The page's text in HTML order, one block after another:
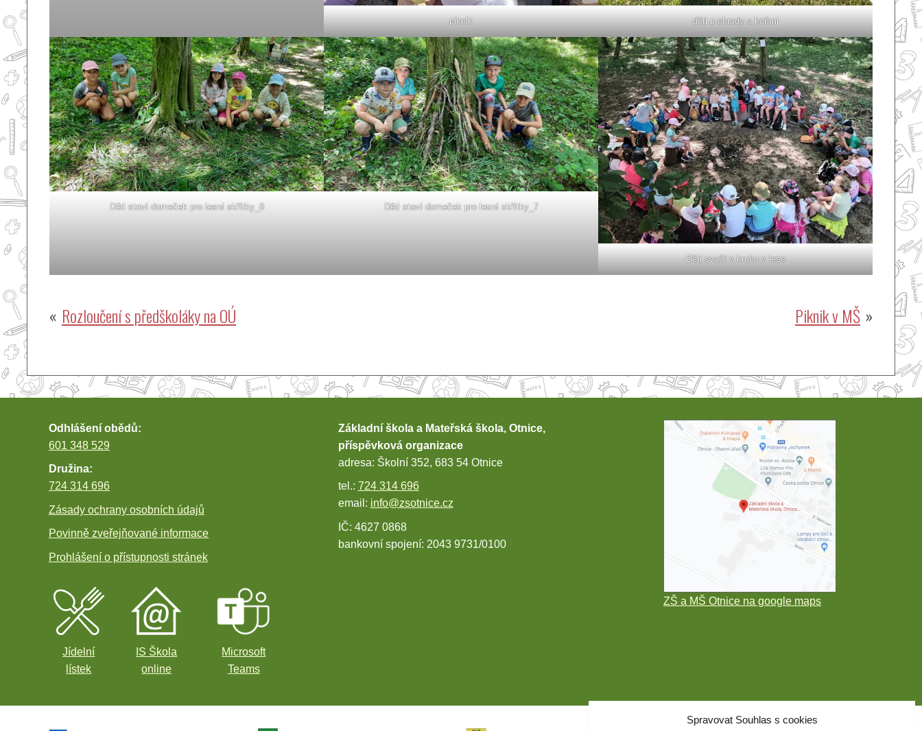
Spravovat Souhlas s cookies
piknik děti u ohrady s koňmi
Děti staví domeček pro lesní skřítky_8 Děti staví domeček pro lesní skřítky_7
Děti svačí v kruhu v lese
Navigace
příspěvek
Rozloučení s předškoláky na OÚ Piknik v MŠ
Odhlášení obědů:
601 348 529
Družina:
724 314 696
Zásady ochrany osobních údajů
Povinně zveřejňované informace
Prohlášení o přístupnosti stránek
Jídelní
lístek
IS Škola
online
Microsoft
Teams
Základní škola a Mateřská škola, Otnice,
příspěvková organizace
adresa: Školní 352, 683 54 Otnice
tel.: 724 314 696
email: info@zsotnice.cz
IČ: 4627 0868
bankovní spojení: 2043 9731/0100
ZŠ a MŠ Otnice na google maps